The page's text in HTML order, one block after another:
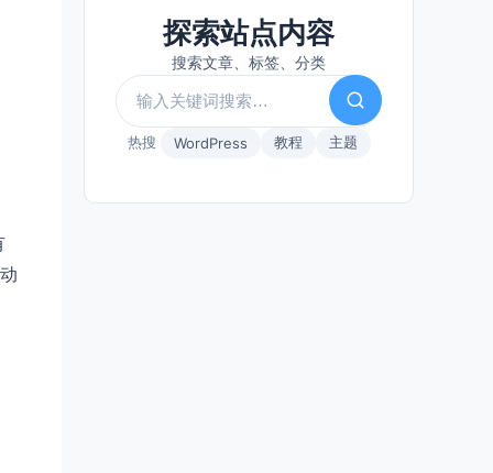
探索站点内容
搜索文章、标签、分类
热搜 WordPress 教程 主题